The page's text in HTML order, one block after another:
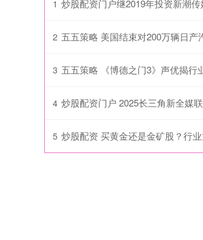
1 炒股配资门户继2019年投资新潮传媒10
2 五五策略 美国结束对200万辆日产汽车调
3 五五策略 《博德之门3》声优揭行业隐痛：角色爆红
4 炒股配资门户 2025长三角新全媒联合体座
5 炒股配资 买黄金还是金矿股？行业龙头伊格尔矿业